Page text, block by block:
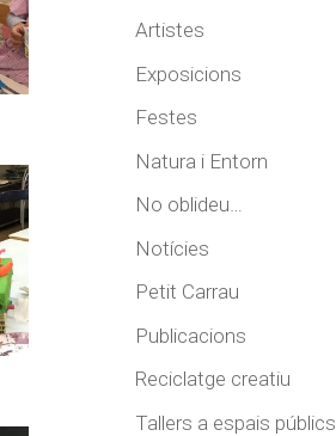
Artistes
Exposicions
Festes
Natura i Entorn
No oblideu…
Notícies
Petit Carrau
Publicacions
Reciclatge creatiu
Tallers a espais públics